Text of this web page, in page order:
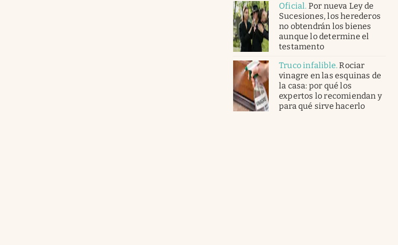
Oficial. Por nueva Ley de
Sucesiones, los herederos
no obtendrán los bienes
aunque lo determine el
testamento
Truco infalible.Rociar
vinagre en las esquinas de
la casa: por qué los
expertos lo recomiendan y
para qué sirve hacerlo